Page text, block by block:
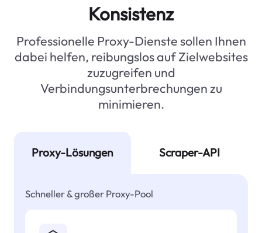
Konsistenz
Professionelle Proxy-Dienste sollen Ihnen
dabei helfen, reibungslos auf Zielwebsites
zuzugreifen und
Verbindungsunterbrechungen zu
minimieren.
Proxy-Lösungen Scraper-API
Schneller & großer Proxy-Pool